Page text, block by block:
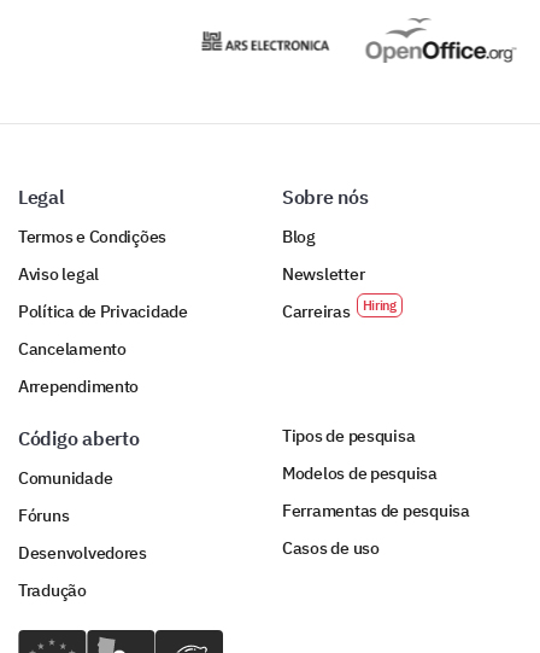
Legal
Termos e Condições
Aviso legal
Política de Privacidade
Cancelamento
Arrependimento
Sobre nós
Blog
Newsletter
Carreiras
Código aberto
Comunidade
Fóruns
Desenvolvedores
Tradução
Tipos de pesquisa
Modelos de pesquisa
Ferramentas de pesquisa
Casos de uso